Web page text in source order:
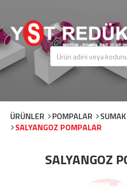
ÜRÜNLER POMPALAR
SALYANGOZ POMPALAR
SALYANGOZ